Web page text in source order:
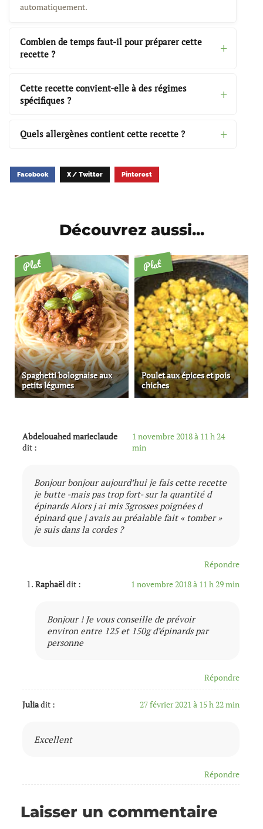
automatiquement.
Combien de temps faut-il pour préparer cette
recette ?
Cette recette convient-elle à des régimes
spécifiques ?
Quels allergènes contient cette recette ?
Facebook X / Twitter Pinterest
Découvrez aussi...
Plat
Spaghetti bolognaise aux
petits légumes
Plat
Poulet aux épices et pois
chiches
Abdelouahed marieclaude
dit :
1 novembre 2018 à 11 h 24
min
Bonjour bonjour aujourd’hui je fais cette recette
je butte -mais pas trop fort- sur la quantité d
épinards Alors j ai mis 3grosses poignées d
épinard que j avais au préalable fait « tomber »
je suis dans la cordes ?
Répondre
Raphaëldit : 1 novembre 2018 à 11 h 29 min
Bonjour ! Je vous conseille de prévoir
environ entre 125 et 150g d’épinards par
personne
Répondre
Juliadit : 27 février 2021 à 15 h 22 min
Excellent
Répondre
Laisser un commentaire